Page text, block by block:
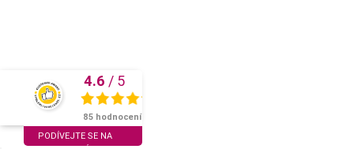
SKVĚLÉ
4.6 / 5
85 hodnocení
PODÍVEJTE SE NA